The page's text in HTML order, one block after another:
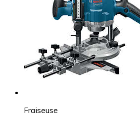
Fraiseuse